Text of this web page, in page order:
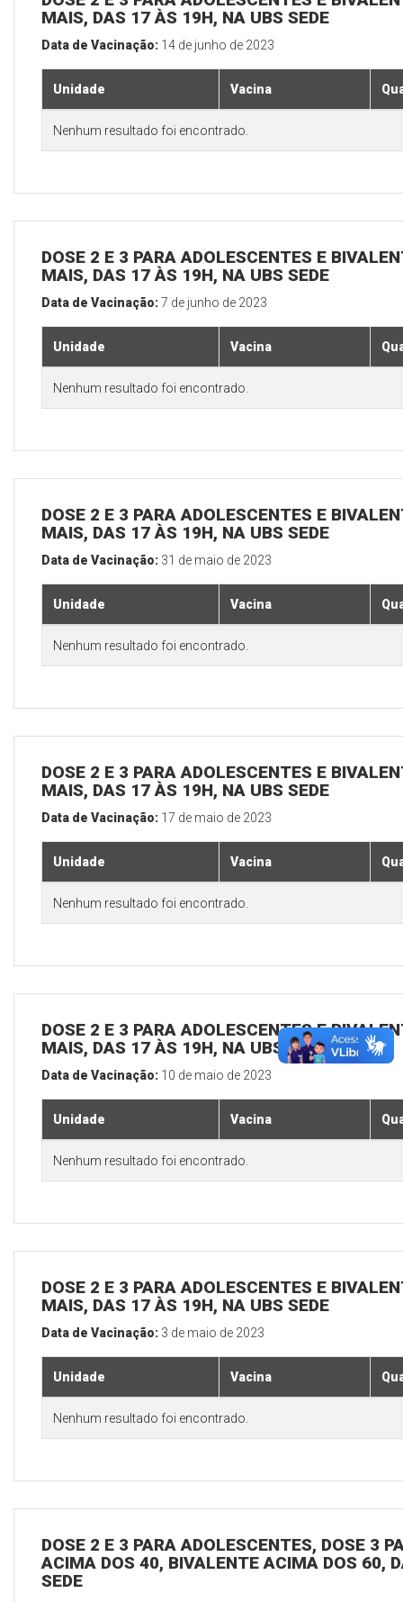
MAIS, DAS 17 ÀS 19H, NA UBS SEDE
Data de Vacinação: 14 de junho de 2023
Unidade Vacina
Nenhum resultado foi encontrado.
DOSE 2 E 3 PARA ADOLESCENTES E
MAIS, DAS 17 ÀS 19H, NA UBS SEDE
Data de Vacinação:7 de junho de 2023
Unidade Vacina
Nenhum resultado foi encontrado.
DOSE 2 E 3 PARA ADOLESCENTES E
MAIS, DAS 17 ÀS 19H, NA UBS SEDE
Data de Vacinação: 31 de maio de 2023
Unidade Vacina
Nenhum resultado foi encontrado.
DOSE 2 E 3 PARA ADOLESCENTES E
MAIS, DAS 17 ÀS 19H, NA UBS SEDE
Data de Vacinação: 17 de maio de 2023
Unidade Vacina
Nenhum resultado foi encontrado.
DOSE 2 E 3 PARA ADOLESCENTES E
MAIS, DAS 17 ÀS 19H, NA UBS SEDE
Data de Vacinação: 10 de maio de 2023
Unidade Vacina
Nenhum resultado foi encontrado.
DOSE 2 E 3 PARA ADOLESCENTES E
MAIS, DAS 17 ÀS 19H, NA UBS SEDE
Data de Vacinação: 3 de maio de 2023
Unidade Vacina
Nenhum resultado foi encontrado.
DOSE 2 E 3 PARA ADOLESCENTES, DOSE 3
ACIMA DOS 40, BIVALENTE ACIMA DOS 60,
SEDE